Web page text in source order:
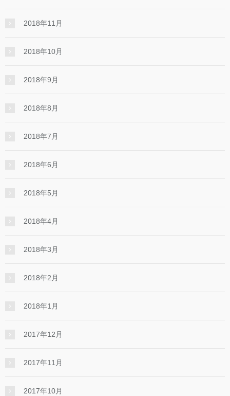
2018年11月
2018年10月
2018年9月
2018年8月
2018年7月
2018年6月
2018年5月
2018年4月
2018年3月
2018年2月
2018年1月
2017年12月
2017年11月
2017年10月